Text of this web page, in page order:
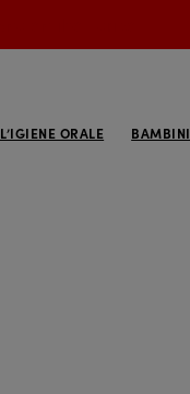
ORALE BAMBINI